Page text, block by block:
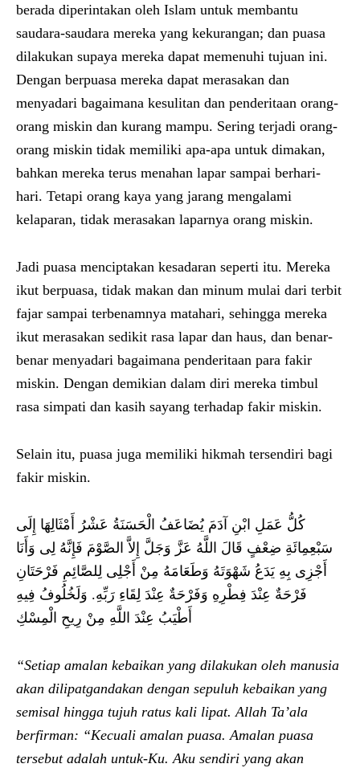
berada diperintakan oleh Islam untuk membantu
saudara-saudara mereka yang kekurangan; dan puasa
dilakukan supaya mereka dapat memenuhi tujuan ini.
Dengan berpuasa mereka dapat merasakan dan
menyadari bagaimana kesulitan dan penderitaan orang-
orang miskin dan kurang mampu. Sering terjadi orang-
orang miskin tidak memiliki apa-apa untuk dimakan,
bahkan mereka terus menahan lapar sampai berhari-
hari. Tetapi orang kaya yang jarang mengalami
kelaparan, tidak merasakan laparnya orang miskin.
Jadi puasa menciptakan kesadaran seperti itu. Mereka
ikut berpuasa, tidak makan dan minum mulai dari terbit
fajar sampai terbenamnya matahari, sehingga mereka
ikut merasakan sedikit rasa lapar dan haus, dan benar-
benar menyadari bagaimana penderitaan para fakir
miskin. Dengan demikian dalam diri mereka timbul
rasa simpati dan kasih sayang terhadap fakir miskin.
Selain itu, puasa juga memiliki hikmah tersendiri bagi
fakir miskin.
كُلُّ عَمَلِ ابْنِ آدَمَ يُضَاعَفُ الْحَسَنَةُ عَشْرُ أَمْثَالِهَا إِلَى
سَبْعِمِائَةِ ضِعْفٍ قَالَ اللَّهُ عَزَّ وَجَلَّ إِلاَّ الصَّوْمَ فَإِنَّهُ لِى وَأَنَا
أَجْزِى بِهِ يَدَعُ شَهْوَتَهُ وَطَعَامَهُ مِنْ أَجْلِى لِلصَّائِمِ فَرْحَتَانِ
فَرْحَةٌ عِنْدَ فِطْرِهِ وَفَرْحَةٌ عِنْدَ لِقَاءِ رَبِّهِ. وَلَخُلُوفُ فِيهِ
أَطْيَبُ عِنْدَ اللَّهِ مِنْ رِيحِ الْمِسْكِ
“Setiap amalan kebaikan yang dilakukan oleh manusia
akan dilipatgandakan dengan sepuluh kebaikan yang
semisal hingga tujuh ratus kali lipat. Allah Ta’ala
berfirman: “Kecuali amalan puasa. Amalan puasa
tersebut adalah untuk-Ku. Aku sendiri yang akan